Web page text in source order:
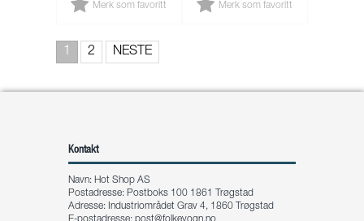
Merk som favoritt Merk som favoritt
1 2 NESTE
Kontakt
Navn: Hot Shop AS
Postadresse: Postboks 100 1861 Trøgstad
Adresse: Industriområdet Grav 4, 1860 Trøgstad